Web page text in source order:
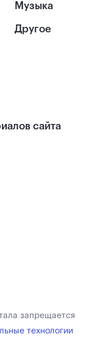
Музыка
Другое
сайта
запрещается
технологии